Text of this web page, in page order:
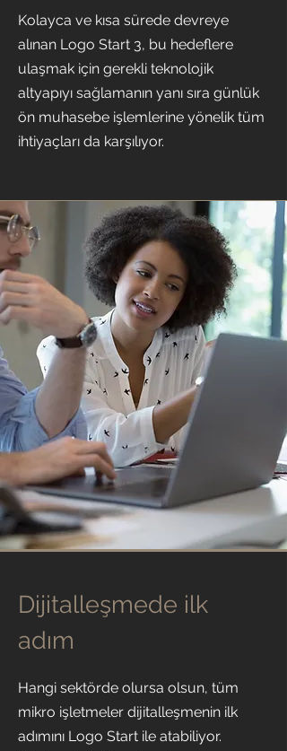
Kolayca ve kısa sürede devreye
alınan Logo Start 3, bu hedeflere
ulaşmak için gerekli teknolojik
altyapıyı sağlamanın yanı sıra günlük
ön muhasebe işlemlerine yönelik tüm
ihtiyaçları da karşılıyor.
Dijitalleşmede ilk
adım
Hangi sektörde olursa olsun, tüm
mikro işletmeler dijitalleşmenin ilk
adımını Logo Start ile atabiliyor.